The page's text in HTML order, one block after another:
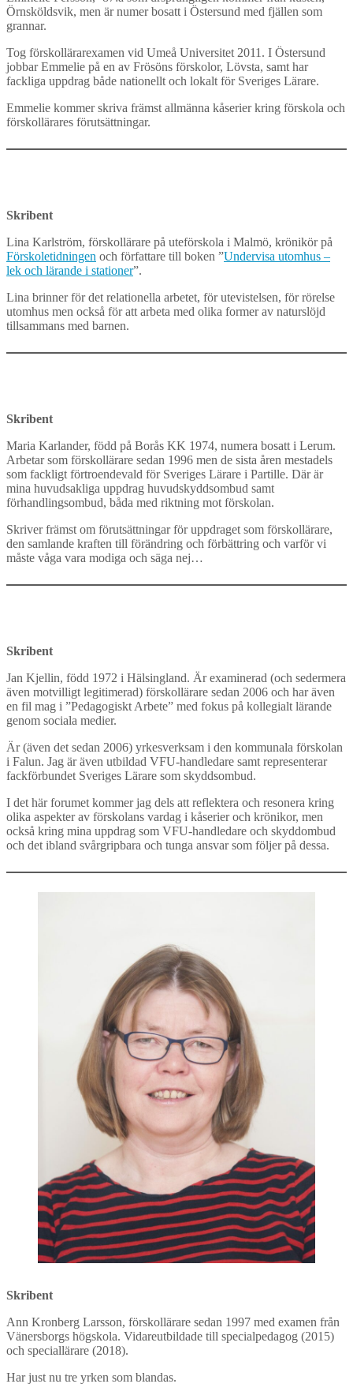
Örnsköldsvik, men är numer bosatt i Östersund med fjällen som
grannar.
Tog förskollärarexamen vid Umeå Universitet 2011. I Östersund
jobbar Emmelie på en av Frösöns förskolor, Lövsta, samt har
fackliga uppdrag både nationellt och lokalt för Sveriges Lärare.
Emmelie kommer skriva främst allmänna kåserier kring förskola och
förskollärares förutsättningar.
Skribent
Lina Karlström, förskollärare på uteförskola i Malmö, krönikör på
Förskoletidningen och författare till boken ”Undervisa utomhus –
lek och lärande i stationer”.
Lina brinner för det relationella arbetet, för utevistelsen, för rörelse
utomhus men också för att arbeta med olika former av naturslöjd
tillsammans med barnen.
Skribent
Maria Karlander, född på Borås KK 1974, numera bosatt i Lerum.
Arbetar som förskollärare sedan 1996 men de sista åren mestadels
som fackligt förtroendevald för Sveriges Lärare i Partille. Där är
mina huvudsakliga uppdrag huvudskyddsombud samt
förhandlingsombud, båda med riktning mot förskolan.
Skriver främst om förutsättningar för uppdraget som förskollärare,
den samlande kraften till förändring och förbättring och varför vi
måste våga vara modiga och säga nej…
Skribent
Jan Kjellin, född 1972 i Hälsingland. Är examinerad (och sedermera
även motvilligt legitimerad) förskollärare sedan 2006 och har även
en fil mag i ”Pedagogiskt Arbete” med fokus på kollegialt lärande
genom sociala medier.
Är (även det sedan 2006) yrkesverksam i den kommunala förskolan
i Falun. Jag är även utbildad VFU-handledare samt representerar
fackförbundet Sveriges Lärare som skyddsombud.
I det här forumet kommer jag dels att reflektera och resonera kring
olika aspekter av förskolans vardag i kåserier och krönikor, men
också kring mina uppdrag som VFU-handledare och skyddombud
och det ibland svårgripbara och tunga ansvar som följer på dessa.
Skribent
Ann Kronberg Larsson, förskollärare sedan 1997 med examen från
Vänersborgs högskola. Vidareutbildade till specialpedagog (2015)
och speciallärare (2018).
Har just nu tre yrken som blandas.